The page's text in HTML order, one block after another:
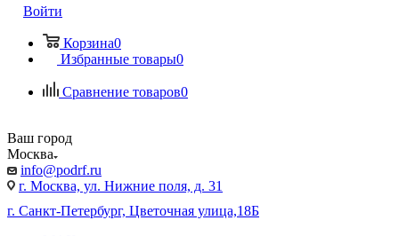
Войти
Корзина0
Избранные товары0
Сравнение товаров0
Ваш город
Москва
info@podrf.ru
г. Москва, ул. Нижние поля, д. 31
г. Санкт-Петербург, Цветочная улица,18Б